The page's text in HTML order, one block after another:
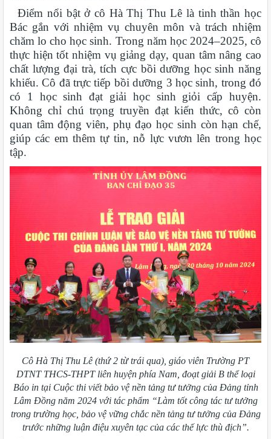
Điểm nổi bật ở cô Hà Thị Thu Lê là tinh thần học
Bác gắn với nhiệm vụ chuyên môn và trách nhiệm
chăm lo cho học sinh. Trong năm học 2024–2025, cô
thực hiện tốt nhiệm vụ giảng dạy, quan tâm nâng cao
chất lượng đại trà, tích cực bồi dưỡng học sinh năng
khiếu. Cô đã trực tiếp bồi dưỡng 3 học sinh, trong đó
có 1 học sinh đạt giải học sinh giỏi cấp huyện.
Không chỉ chú trọng truyền đạt kiến thức, cô còn
quan tâm động viên, phụ đạo học sinh còn hạn chế,
giúp các em thêm tự tin, nỗ lực vươn lên trong học
tập.
Cô Hà Thị Thu Lê (thứ 2 từ trái qua), giáo viên Trường PT
DTNT THCS-THPT liên huyện phía Nam, đoạt giải B thể loại
Báo in tại Cuộc thi viết bảo vệ nền tảng tư tưởng của Đảng tỉnh
Lâm Đồng năm 2024 với tác phẩm “Làm tốt công tác tư tưởng
trong trường học, bảo vệ vững chắc nền tảng tư tưởng của Đảng
trước những luận điệu xuyên tạc của các thế lực thù địch”.